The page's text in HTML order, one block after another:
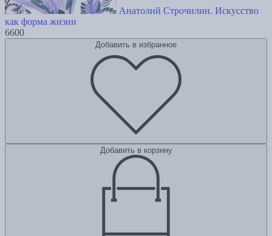
Анатолий Строчилин. Искусство
как форма жизни
6600
Добавить в избранное
Добавить в корзину